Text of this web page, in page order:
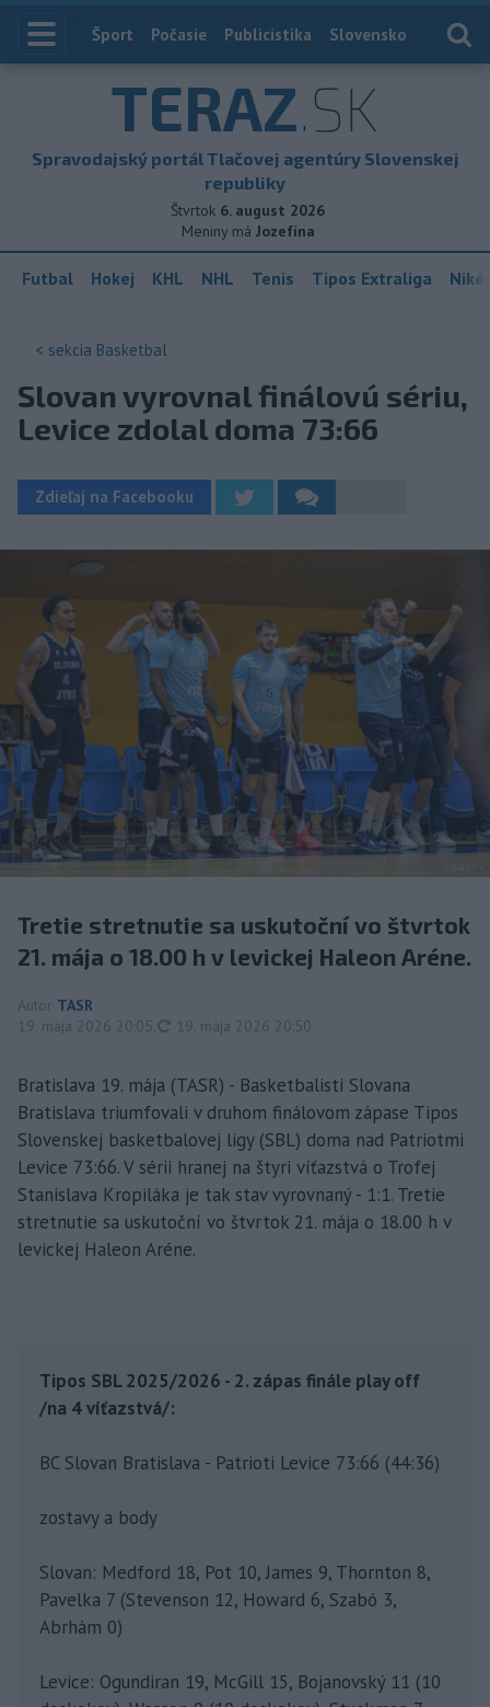
Index
Šport Počasie Publicistika Slovensko
TERAZ.SK
Spravodajský portál Tlačovej agentúry Slovenskej
republiky
Štvrtok 6. august 2026
Meniny má Jozefína
Futbal Hokej KHL NHL Tenis Tipos Extraliga
< sekcia Basketbal
Slovan vyrovnal finálovú sériu,
Levice zdolal doma 73:66
Zdieľaj na Facebooku
Tretie stretnutie sa uskutoční vo štvrtok
21. mája o 18.00 h v levickej Haleon Aréne.
Autor TASR
19. mája 2026 20:05
aktualizované
19. mája 2026 20:50
Bratislava 19. mája (TASR) - Basketbalisti Slovana
Bratislava triumfovali v druhom finálovom zápase Tipos
Slovenskej basketbalovej ligy (SBL) doma nad Patriotmi
Levice 73:66. V sérii hranej na štyri víťazstvá o Trofej
Stanislava Kropiláka je tak stav vyrovnaný - 1:1. Tretie
stretnutie sa uskutoční vo štvrtok 21. mája o 18.00 h v
levickej Haleon Aréne.
Tipos SBL 2025/2026 - 2. zápas finále play off
/na 4 víťazstvá/:
BC Slovan Bratislava - Patrioti Levice 73:66 (44:36)
zostavy a body
Slovan: Medford 18, Pot 10, James 9, Thornton 8,
Pavelka 7 (Stevenson 12, Howard 6, Szabó 3,
Abrhám 0)
Levice: Ogundiran 19, McGill 15, Bojanovský 11 (10